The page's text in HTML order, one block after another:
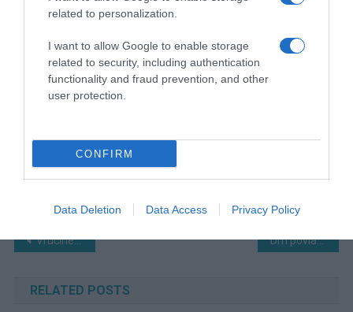
related to personalization.
I want to allow Google to enable storage
related to security, including authentication
functionality and fraud prevention, and other
user protection.
CONFIRM
Data Deletion Data Access Privacy Policy
događaja. Finansijski uspjeh zavisi od ličnih odluka, rada i životnih
Navigacija
Vrućine će biti nesnosne, evo koliko bi mogao trajati 0vaj toplinski val Dm povlači proizvod s tržišta BiH: Može biti 0pasan za djecu
RELATED POSTS